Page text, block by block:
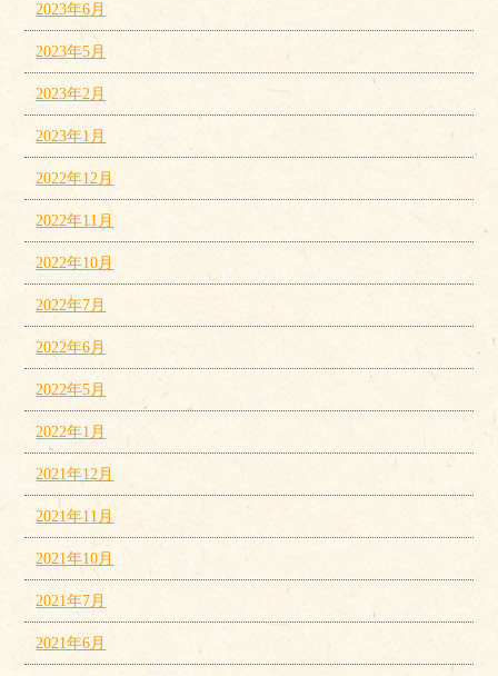
2023年6月
2023年5月
2023年2月
2023年1月
2022年12月
2022年11月
2022年10月
2022年7月
2022年6月
2022年5月
2022年1月
2021年12月
2021年11月
2021年10月
2021年7月
2021年6月